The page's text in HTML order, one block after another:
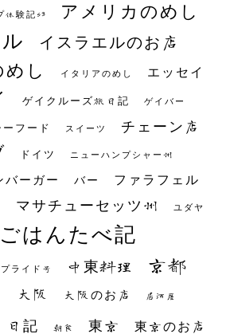
験記S3 アメリカのめし
イスラエルのお店
し イタリアのめし エッセイ
ゲイクルーズ旅日記 ゲイバー
ーフード スイーツ チェーン店
ドイツ ニューハンプシャー州
バーガー バー ファラフェル
マサチューセッツ州 ユダヤ
はんたべ記
ライド号 中東料理 京都
大阪 大阪のお店 居酒屋
日記 朝食 東京 東京のお店